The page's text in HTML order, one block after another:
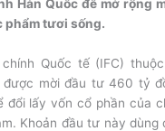
Hàn Quốc để mở rộng
phẩm tươi sống.
Quốc tế (IFC)
được mời đầu tư 460 tỷ
đổi lấy vốn cổ phần của
Khoản đầu tư này dùng